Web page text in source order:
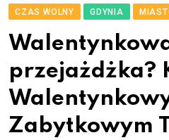
CZAS WOLNY GDYNIA
przejażdżka?
Zabytkowym